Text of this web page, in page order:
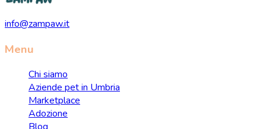
info@zampaw.it
Menu
Chi siamo
Aziende pet in Umbria
Marketplace
Adozione